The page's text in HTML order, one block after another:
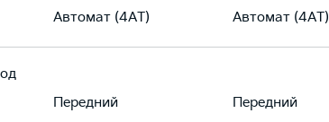
Автомат (4АТ) Автомат (4АТ)
Передний Передний